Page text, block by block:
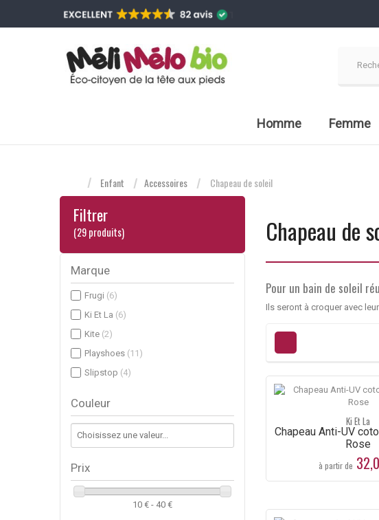
Homme Femme
Enfant Accessoires Chapeau de soleil
Filtrer
(29 produits)
Marque
Frugi (6)
Ki Et La (6)
Kite (2)
Playshoes (11)
Slipstop (4)
Couleur
Prix
10 € - 40 €
Chapeau de
Pour un bain de soleil
Ils seront à croquer avec
Ki Et La
Chapeau Anti-UV
Rose
à partir de